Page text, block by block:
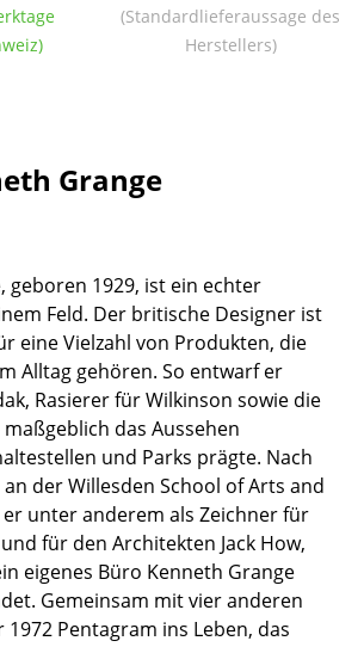
& Deckenleuchten
Leseleuchten
(Standardlieferaussage des
Herstellers)
Grange
geboren 1929, ist ein echter
Feld. Der britische Designer ist
eine Vielzahl von Produkten, die
Alltag gehören. So entwarf er
Rasierer für Wilkinson sowie die
das Aussehen
und Parks prägte. Nach
der Willesden School of Arts and
unter anderem als Zeichner für
für den Architekten Jack How,
eigenes Büro Kenneth Grange
Gemeinsam mit vier anderen
Pentagram ins Leben, das